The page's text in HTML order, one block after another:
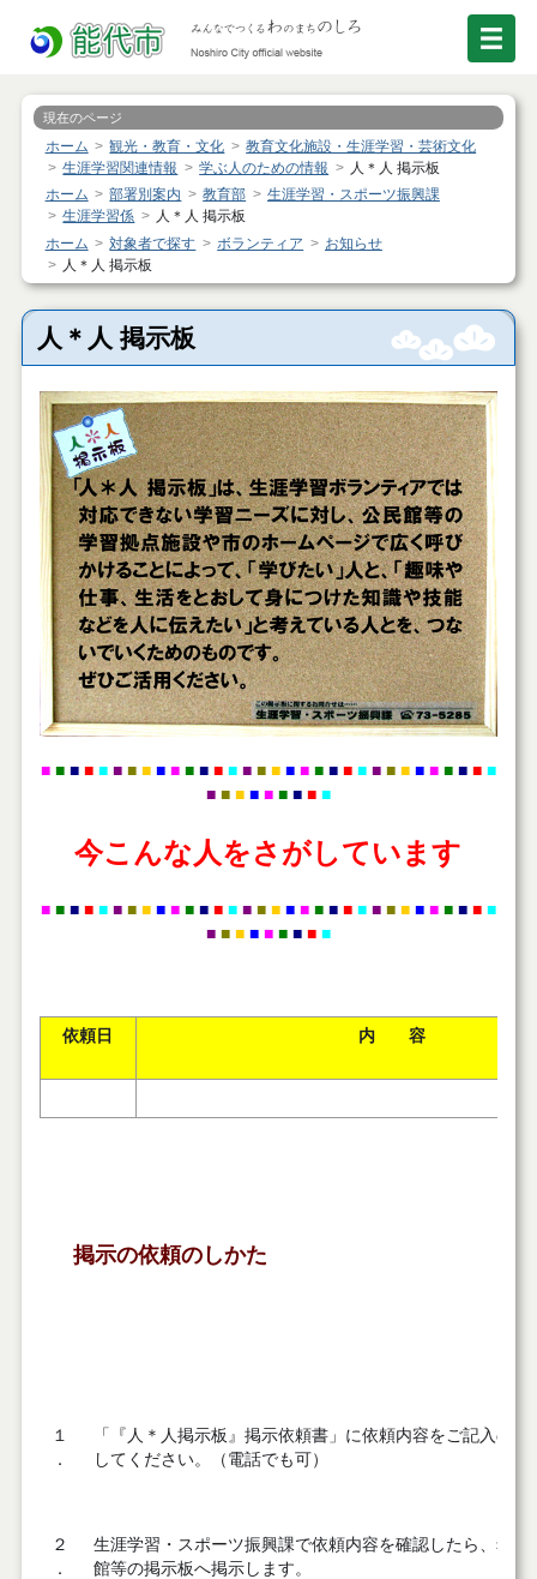
現在のページ
ホーム 観光・教育・文化
教育文化施設・生涯学習・芸術文化
生涯学習関連情報
学ぶ人のための情報
人＊人 掲示板
ホーム
部署別案内 教育部
生涯学習・スポーツ振興課
生涯学習係
人＊人 掲示板
ホーム
対象者で探す ボランティア
お知らせ
人＊人 掲示板
人＊人 掲示板
■ ■ ■ ■ ■ ■ ■ ■ ■ ■ ■ ■ ■ ■ ■ ■ ■ ■ ■ ■ ■ ■ ■ ■ ■ ■ ■ ■ ■ ■ ■ ■
■ ■ ■ ■ ■ ■ ■ ■ ■
今こんな人をさがしています
■ ■ ■ ■ ■ ■ ■ ■ ■ ■ ■ ■ ■ ■ ■ ■ ■ ■ ■ ■ ■ ■ ■ ■ ■ ■ ■ ■ ■ ■ ■ ■
■ ■ ■ ■ ■ ■ ■ ■ ■
依頼日 内 容
掲示の依頼のしかた
１
．
「『人＊人掲示板』掲示依頼書」に依頼内容をご記入の
してください。（電話でも可）
２
．
生涯学習・スポーツ振興課で依頼内容を確認したら、希
館等の掲示板へ掲示します。